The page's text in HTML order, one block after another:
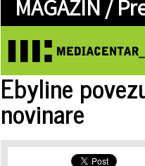
MAGAZIN /
Ebyline
novinare